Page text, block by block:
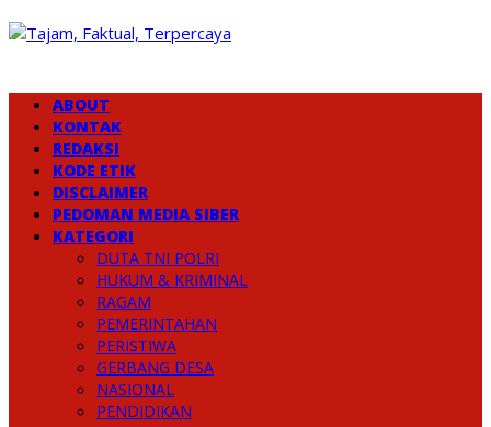
ABOUT
KONTAK
REDAKSI
KODE ETIK
DISCLAIMER
PEDOMAN MEDIA SIBER
KATEGORI
DUTA TNI POLRI
HUKUM & KRIMINAL
RAGAM
PEMERINTAHAN
PERISTIWA
GERBANG DESA
NASIONAL
PENDIDIKAN